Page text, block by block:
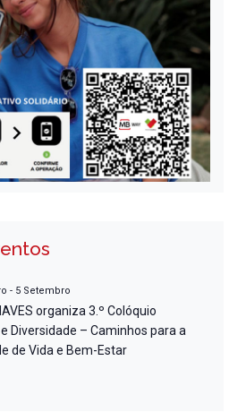
- 5 Setembro
organiza 3.º Colóquio
e Diversidade – Caminhos para a
de Vida e Bem-Estar